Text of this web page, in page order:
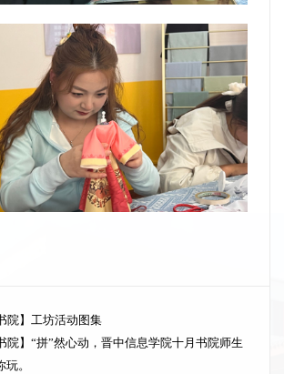
院】工坊活动图集
院】“拼”然心动，晋中信息学院十月书院师生
。